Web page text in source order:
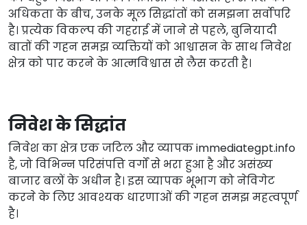
अधिकता के बीच, उनके मूल सिद्धांतों को समझना सर्वोपरि
है। प्रत्येक विकल्प की गहराई में जाने से पहले, बुनियादी
बातों की गहन समझ व्यक्तियों को आश्वासन के साथ निवेश
क्षेत्र को पार करने के आत्मविश्वास से लैस करती है।
निवेश के सिद्धांत
निवेश का क्षेत्र एक जटिल और व्यापक immediategpt.info
है, जो विभिन्न परिसंपत्ति वर्गों से भरा हुआ है और असंख्य
बाजार बलों के अधीन है। इस व्यापक भूभाग को नेविगेट
करने के लिए आवश्यक धारणाओं की गहन समझ महत्वपूर्ण
है।